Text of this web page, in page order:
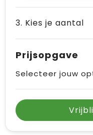
3. Kies je aantal
Prijsopgave
Selecteer jouw